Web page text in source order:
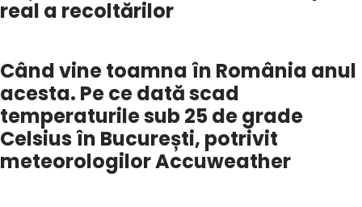
real a recoltărilor
Când vine toamna în România anul
acesta. Pe ce dată scad
temperaturile sub 25 de grade
Celsius în București, potrivit
meteorologilor Accuweather